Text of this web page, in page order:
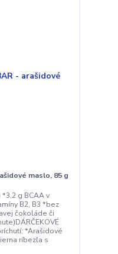
maslo, 85 g
g BCAA v
B2, B3 *bez
čokoláde či
*Arašidové
ríbezľa s